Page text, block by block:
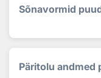
Sõnavormid
Päritolu andmed